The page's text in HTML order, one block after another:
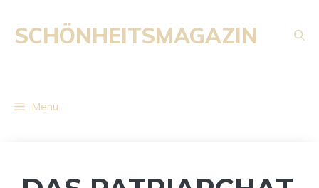
Inhalt
springen
SCHÖNHEITSMAGAZIN
Menü